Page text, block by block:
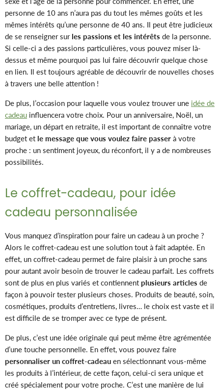
personne de 10 ans n’aura pas du tout les mêmes goûts et les
mêmes intérêts qu’une personne de 40 ans. Il peut être judicieux
de se renseigner sur les passions et les intérêts de la personne.
Si celle-ci a des passions particulières, vous pouvez miser là-
dessus et même pourquoi pas lui faire découvrir quelque chose
en lien. Il est toujours agréable de découvrir de nouvelles choses
à travers une belle attention !
De plus, l’occasion pour laquelle vous voulez trouver une idée de
cadeau influencera votre choix. Pour un anniversaire, Noël, un
mariage, un départ en retraite, il est important de connaître votre
budget et le message que vous voulez faire passer à votre
proche : un sentiment joyeux, du réconfort, il y a de nombreuses
possibilités.
Le coffret-cadeau, pour idée
cadeau personnalisée
Vous manquez d’inspiration pour faire un cadeau à un proche ?
Alors le coffret-cadeau est une solution tout à fait adaptée. En
effet, un coffret-cadeau permet de faire plaisir à un proche sans
pour autant avoir besoin de trouver le cadeau parfait. Les coffrets
sont de plus en plus variés et contiennent plusieurs articles de
façon à pouvoir tester plusieurs choses. Produits de beauté, soin,
cosmétiques, produits d’entretiens, livres… le choix est vaste et il
est difficile de se tromper avec ce type de présent.
De plus, c’est une idée originale qui peut même être agrémentée
d’une touche personnelle. En effet, vous pouvez faire
personnaliser un coffret-cadeau en sélectionnant vous-même
les produits à l’intérieur, de cette façon, celui-ci sera unique et
créé spécialement pour votre proche. C’est une manière de lui